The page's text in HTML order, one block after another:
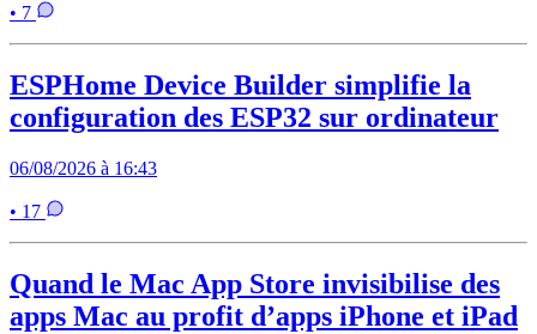
• 7
ESPHome Device Builder simplifie la
configuration des ESP32 sur ordinateur
06/08/2026 à 16:43
• 17
Quand le Mac App Store invisibilise des
apps Mac au profit d’apps iPhone et iPad